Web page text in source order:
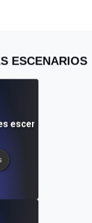
ESCENARIOS
escenarios para